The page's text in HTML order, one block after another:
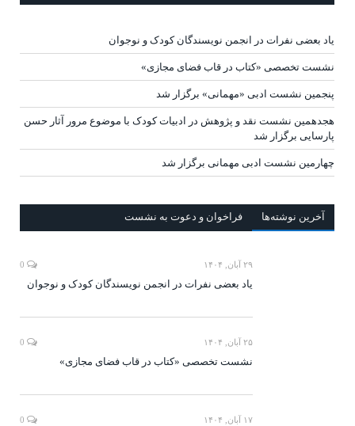
یاد بعضی نفرات در انجمن نویسندگان کودک و نوجوان
نشست تخصصی «کتاب در قاب فضای مجازی»
پنجمین نشست ادبی «مهمانی» برگزار شد
هجدهمین نشست نقد و پژوهش در ادبیات کودک با موضوع مرور آثار حسن
پارسایی برگزار شد
چهارمین نشست ادبی مهمانی برگزار شد
آخرين‌ نوشته‌ها فراخوان و دعوت به نشست
۲۹ آبان, ۱۴۰۴
یاد بعضی نفرات در انجمن نویسندگان کودک و نوجوان
۲۵ آبان, ۱۴۰۴
نشست تخصصی «کتاب در قاب فضای مجازی»
۱۷ آبان, ۱۴۰۴